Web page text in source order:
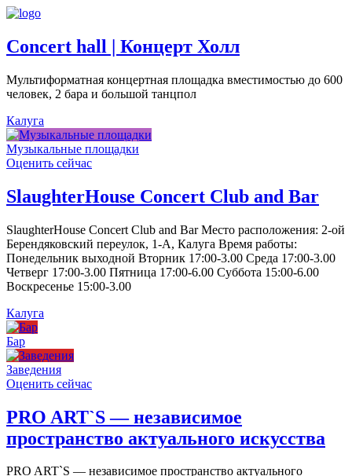
Concert hall | Концерт Холл
Мультиформатная концертная площадка вместимостью до 600
человек, 2 бара и большой танцпол
Калуга
Музыкальные площадки
Оценить сейчас
SlaughterHouse Concert Club and Bar
SlaughterHouse Concert Club and Bar Место расположения: 2-ой
Берендяковский переулок, 1-А, Калуга Время работы:
Понедельник выходной Вторник 17:00-3.00 Среда 17:00-3.00
Четверг 17:00-3.00 Пятница 17:00-6.00 Суббота 15:00-6.00
Воскресенье 15:00-3.00
Калуга
Бар
Заведения
Оценить сейчас
PRO ART`S — независимое
пространство актуального искусства
PRO ART`S — независимое пространство актуального